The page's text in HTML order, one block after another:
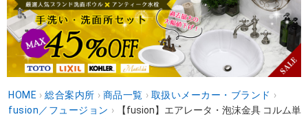
HOME › 総合案内所 › 商品一覧 › 取扱いメーカー・ブランド ›
fusion／フュージョン ›
【fusion】エアレータ・泡沫金具 コルム単